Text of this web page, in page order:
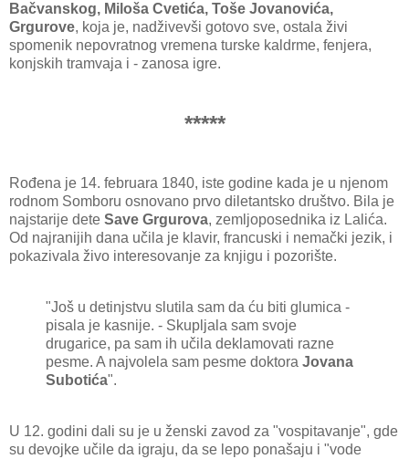
Bačvanskog, Miloša Cvetića, Toše Jovanovića,
Grgurove, koja je, nadživevši gotovo sve, ostala živi
spomenik nepovratnog vremena turske kaldrme, fenjera,
konjskih tramvaja i - zanosa igre.
*****
Rođena je 14. februara 1840, iste godine kada je u njenom
rodnom Somboru osnovano prvo diletantsko društvo. Bila je
najstarije dete Save Grgurova, zemljoposednika iz Lalića.
Od najranijih dana učila je klavir, francuski i nemački jezik, i
pokazivala živo interesovanje za knjigu i pozorište.
"Još u detinjstvu slutila sam da ću biti glumica -
pisala je kasnije. - Skupljala sam svoje
drugarice, pa sam ih učila deklamovati razne
pesme. A najvolela sam pesme doktora Jovana
Subotića".
U 12. godini dali su je u ženski zavod za "vospitavanje", gde
su devojke učile da igraju, da se lepo ponašaju i "vode